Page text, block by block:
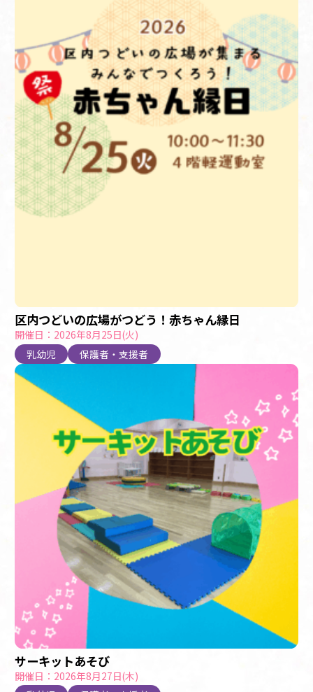
区内つどいの広場がつどう！赤ちゃん縁日
開催日：2026年8月25日(火)
乳幼児
保護者・支援者
サーキットあそび
開催日：2026年8月27日(木)